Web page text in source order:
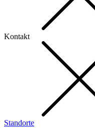
Kontakt
Standorte